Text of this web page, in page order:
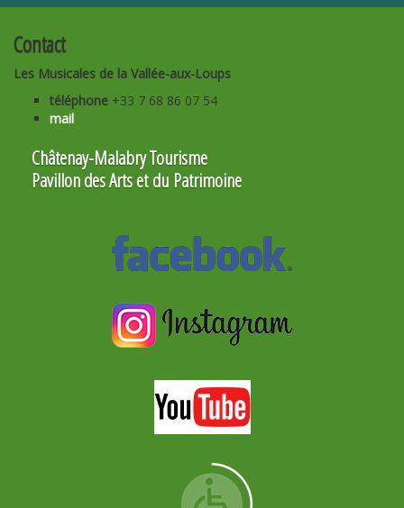
Contact
Les Musicales de la Vallée-aux-Loups
téléphone +33 7 68 86 07 54
mail
Châtenay-Malabry Tourisme
Pavillon des Arts et du Patrimoine